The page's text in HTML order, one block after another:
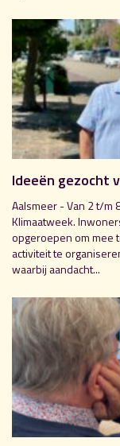
Ideeën gezocht
Aalsmeer - Van 2 t/m
Klimaatweek.
opgeroepen om mee
activiteit te
waarbij aandacht...